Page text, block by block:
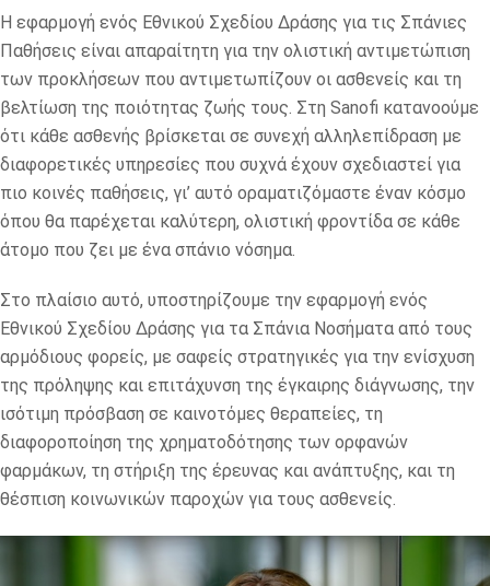
Η εφαρμογή ενός Εθνικού Σχεδίου Δράσης για τις Σπάνιες
Παθήσεις είναι απαραίτητη για την ολιστική αντιμετώπιση
των προκλήσεων που αντιμετωπίζουν οι ασθενείς και τη
βελτίωση της ποιότητας ζωής τους. Στη Sanofi κατανοούμε
ότι κάθε ασθενής βρίσκεται σε συνεχή αλληλεπίδραση με
διαφορετικές υπηρεσίες που συχνά έχουν σχεδιαστεί για
πιο κοινές παθήσεις, γι’ αυτό οραματιζόμαστε έναν κόσμο
όπου θα παρέχεται καλύτερη, ολιστική φροντίδα σε κάθε
άτομο που ζει με ένα σπάνιο νόσημα.
Στο πλαίσιο αυτό, υποστηρίζουμε την εφαρμογή ενός
Εθνικού Σχεδίου Δράσης για τα Σπάνια Νοσήματα από τους
αρμόδιους φορείς, με σαφείς στρατηγικές για την ενίσχυση
της πρόληψης και επιτάχυνση της έγκαιρης διάγνωσης, την
ισότιμη πρόσβαση σε καινοτόμες θεραπείες, τη
διαφοροποίηση της χρηματοδότησης των ορφανών
φαρμάκων, τη στήριξη της έρευνας και ανάπτυξης, και τη
θέσπιση κοινωνικών παροχών για τους ασθενείς.